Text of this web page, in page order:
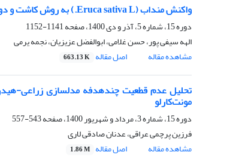
واکنش منداب (Eruca sativa L.) به روش کاشت و دور آبیاری با آب شور
دوره 15، شماره 5، آذر و دی 1400، صفحه
1141-1152
الهه سیفی پور، حسن غلامی، ابوالفضل عزیزیان، نجمه یرمی
مشاهده مقاله
اصل مقاله 663.13 K
تحلیل عدم‌ قطعیت چندهدفه مدلسازی زراعی-
مونت‌کارلو
دوره 15، شماره 3، مرداد و شهریور 1400، صفحه
543-557
فرزین پرچمی عراقی، عدنان صادقی لاری
مشاهده مقاله
اصل مقاله 1.86 M